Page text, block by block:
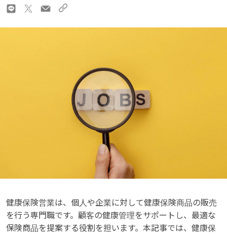
健康保険営業は、個人や企業に対して健康保険商品の販売
を行う専門職です。顧客の健康管理をサポートし、最適な
保険商品を提案する役割を担います。本記事では、健康保